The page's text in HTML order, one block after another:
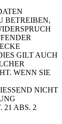
BETREIBEN,
GILT AUCH
WENN SIE
NICHT
21 ABS. 2